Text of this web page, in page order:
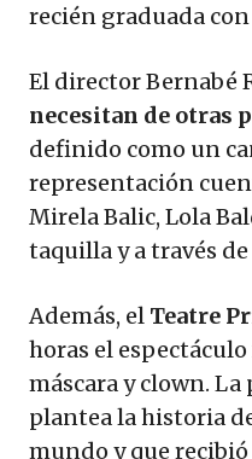
recién graduada
El director Bernabé
necesitan de otras
definido como un
representación
Mirela Balic, Lola
taquilla y a través de
Además, el Teatre
horas el espectáculo
máscara y clown.
plantea la historia
mundo y que